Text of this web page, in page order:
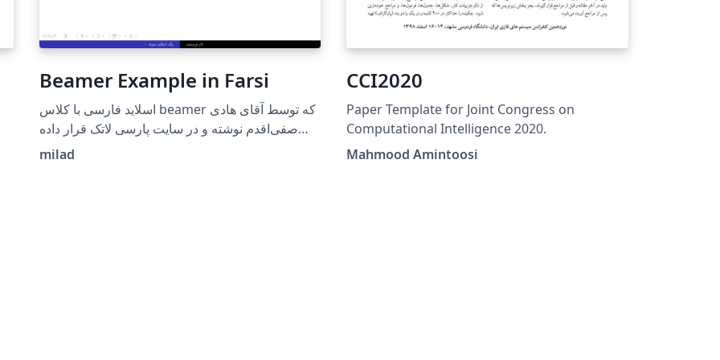
Beamer Example in Farsi
اسلاید فارسی با کلاس beamer که توسط آقای هادی
صفی‌اقدم نوشته و در سایت پارسی لاتک قرار داده
شده است. تنها تغییر ایجاد شده توسط من حذف زیر
milad
CCI2020
Paper Template for Joint Congress on
Computational Intelligence 2020.
Mahmood Amintoosi